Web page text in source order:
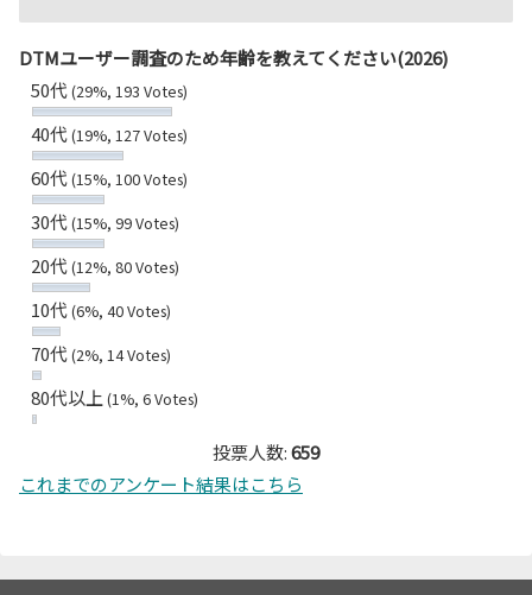
DTMユーザー調査のため年齢を教えてください(2026)
50代(29%, 193 Votes)
40代(19%, 127 Votes)
60代(15%, 100 Votes)
30代(15%, 99 Votes)
20代(12%, 80 Votes)
10代(6%, 40 Votes)
70代(2%, 14 Votes)
80代以上(1%, 6 Votes)
投票人数:659
これまでのアンケート結果はこちら